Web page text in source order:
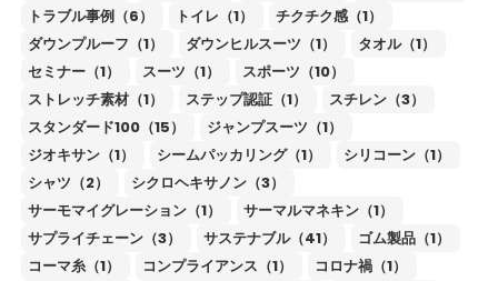
トラブル事例（6）
トイレ（1）
チクチク感（1）
ダウンプルーフ（1）
ダウンヒルスーツ（1）
タオル（1）
セミナー（1）
スーツ（1）
スポーツ（10）
ストレッチ素材（1）
ステップ認証（1）
スチレン（3）
スタンダード100（15）
ジャンプスーツ（1）
ジオキサン（1）
シームパッカリング（1）
シリコーン（1）
シャツ（2）
シクロヘキサノン（3）
サーモマイグレーション（1）
サーマルマネキン（1）
サプライチェーン（3）
サステナブル（41）
ゴム製品（1）
コーマ糸（1）
コンプライアンス（1）
コロナ禍（1）